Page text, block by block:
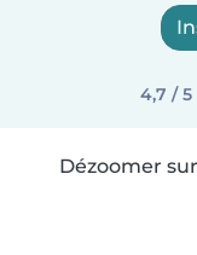
4,7 / 5
Dézoomer